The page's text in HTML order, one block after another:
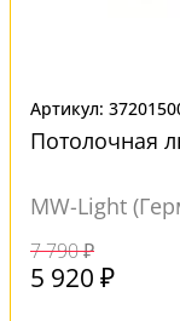
Артикул:
Потолочная
MW-Light
7 790 ₽
5 920 ₽